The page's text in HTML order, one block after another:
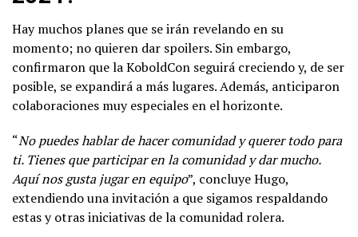
Hay muchos planes que se irán revelando en su
momento; no quieren dar spoilers. Sin embargo,
confirmaron que la KoboldCon seguirá creciendo y, de ser
posible, se expandirá a más lugares. Además, anticiparon
colaboraciones muy especiales en el horizonte.
“No puedes hablar de hacer comunidad y querer todo para
ti. Tienes que participar en la comunidad y dar mucho.
Aquí nos gusta jugar en equipo”, concluye Hugo,
extendiendo una invitación a que sigamos respaldando
estas y otras iniciativas de la comunidad rolera.